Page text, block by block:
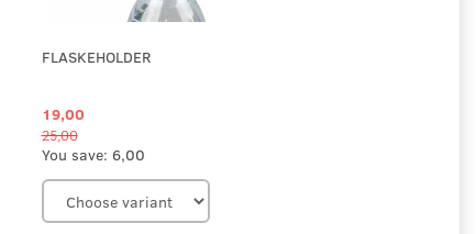
FLASKEHOLDER
19,00
25,00
You save: 6,00